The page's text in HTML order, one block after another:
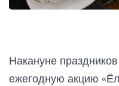
Накануне
ежегодную акцию